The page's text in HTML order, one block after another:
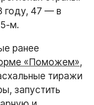
году, 47 — в
м.
ранее
«Поможем»,
тиражи
запустить